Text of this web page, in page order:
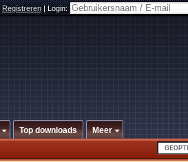
Registreren|Login:
Top downloads Meer